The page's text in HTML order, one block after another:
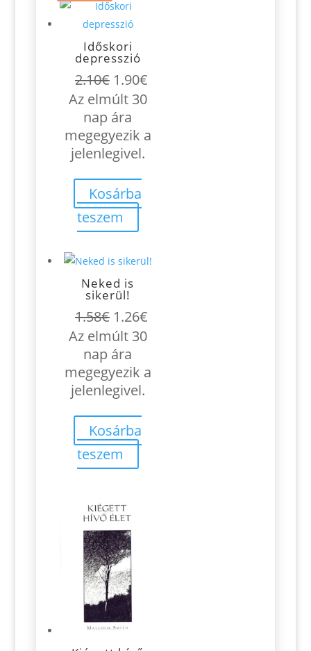
Időskori
depresszió
2.10€ Original
price
was:
2.10€.
1.90€Current
price
1.90€.
Az elmúlt 30
nap ára
megegyezik a
jelenlegivel.
Kosárba
teszem
Neked is
sikerül!
1.58€ Original
price
was:
1.58€.
1.26€Current
price
1.26€.
Az elmúlt 30
nap ára
megegyezik a
jelenlegivel.
Kosárba
teszem